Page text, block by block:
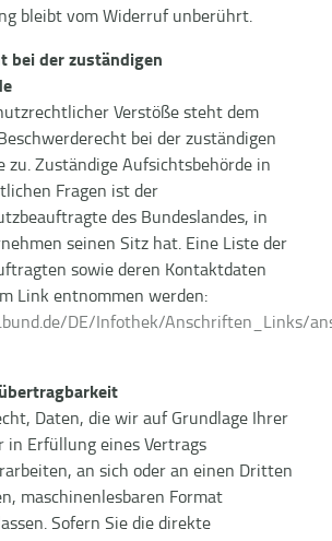
bleibt vom Widerruf unberührt.
bei der zuständigen
Verstöße steht dem
bei der zuständigen
zu. Zuständige Aufsichtsbehörde in
Fragen ist der
des Bundeslandes, in
seinen Sitz hat. Eine Liste der
sowie deren Kontaktdaten
Link entnommen werden:
DE/Infothek/Anschriften_Links/
Daten, die wir auf Grundlage Ihrer
in Erfüllung eines Vertrags
an sich oder an einen Dritten
maschinenlesbaren Format
Sofern Sie die direkte